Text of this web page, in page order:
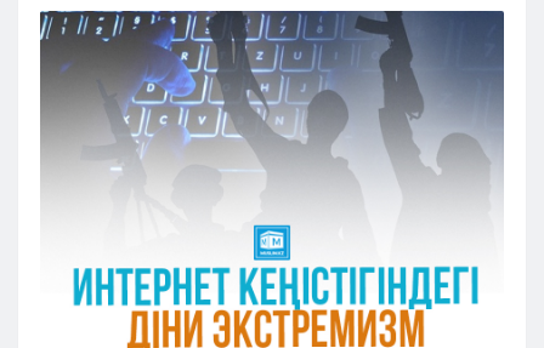
Kyzylorda
Petropavlovsk
Taldykorgan
Shymkent